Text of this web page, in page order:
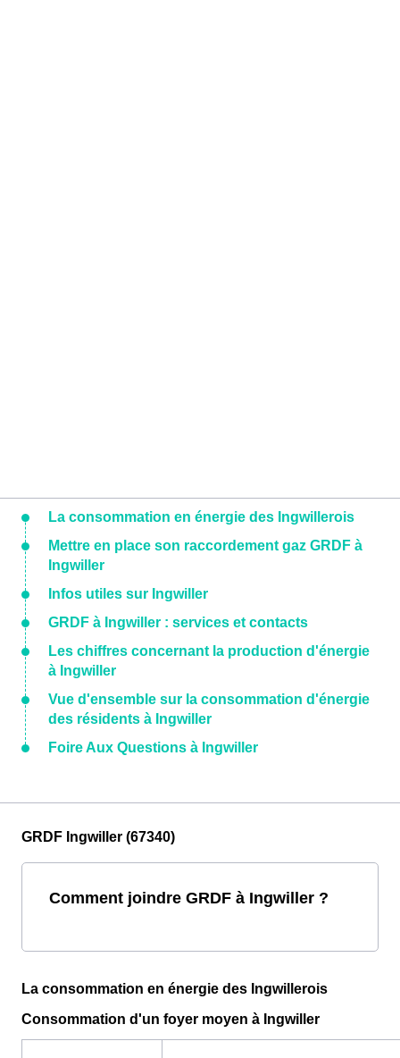
La consommation en énergie des Ingwillerois
Mettre en place son raccordement gaz GRDF à
Ingwiller
Infos utiles sur Ingwiller
GRDF à Ingwiller : services et contacts
Les chiffres concernant la production d'énergie
à Ingwiller
Vue d'ensemble sur la consommation d'énergie
des résidents à Ingwiller
Foire Aux Questions à Ingwiller
GRDF Ingwiller (67340)
Comment joindre GRDF à Ingwiller ?
La consommation en énergie des Ingwillerois
Consommation d'un foyer moyen à Ingwiller